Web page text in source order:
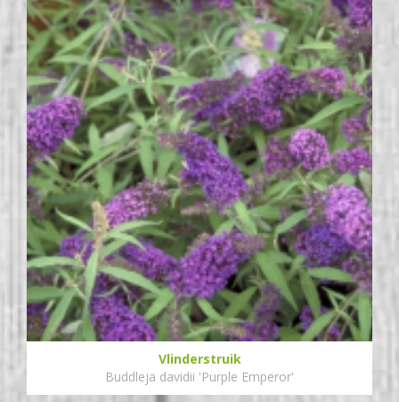
Vlinderstruik
Buddleja davidii 'Purple Emperor'